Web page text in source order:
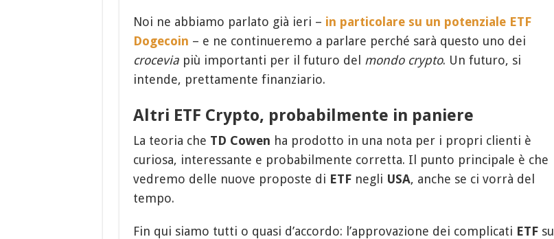
Noi ne abbiamo parlato già ieri – in particolare su un potenziale ETF
Dogecoin – e ne continueremo a parlare perché sarà questo uno dei
croceviapiù importanti per il futuro del mondo crypto. Un futuro, si
intende, prettamente finanziario.
Altri ETF Crypto, probabilmente in paniere
La teoria che TD Cowen ha prodotto in una nota per i propri clienti è
curiosa, interessante e probabilmente corretta. Il punto principale è che
vedremo delle nuove proposte di ETFnegli USA, anche se ci vorrà del
tempo.
Fin qui siamo tutti o quasi d’accordo: l’approvazione dei complicati ETFsu